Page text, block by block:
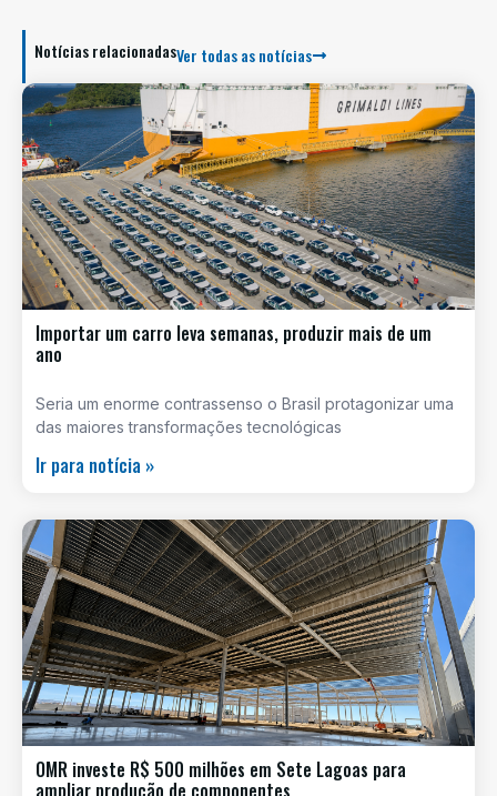
Notícias relacionadasVer todas as notícias
Importar um carro leva semanas, produzir mais de um
ano
Seria um enorme contrassenso o Brasil protagonizar uma
das maiores transformações tecnológicas
Ir para notícia »
OMR investe R$ 500 milhões em Sete Lagoas para
ampliar produção de componentes